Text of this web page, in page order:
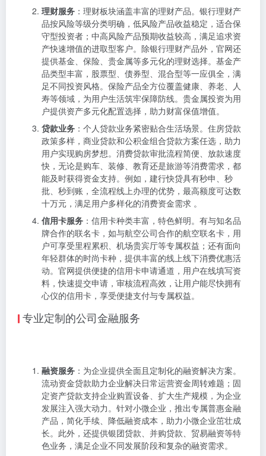
理财服务 ：理财板块涵盖丰富的理财产品。银行理财产
品按风险等级分类明确，低风险产品收益稳定，适合保
守型投资者；中高风险产品预期收益较高，满足追求资
产快速增值的进取型客户。除银行理财产品外，官网还
提供基金、保险、贵金属等多元化的理财选择。基金产
品类型丰富，股票型、债券型、混合型等一应俱全，满
足不同投资风格。保险产品全方位覆盖健康、养老、人
寿等领域，为用户生活筑牢保障防线。贵金属投资为用
户提供资产多元化配置选择，助力财富保值增值。
贷款业务 ：个人贷款业务紧密贴合生活场景。住房贷款
政策多样，商业贷款和公积金组合贷款方案任选，助力
用户实现购房梦想。消费贷款审批流程简便、放款速度
快，无论是购车、装修、教育还是旅游等消费需求，都
能及时获得资金支持。例如，建行快贷具有秒申、秒
批、秒到账，全流程线上办理的优势，最高额度可达数
十万元，满足用户多样化的消费资金需求 。
信用卡服务 ：信用卡种类丰富，特色鲜明。有与知名品
牌合作的联名卡，如与航空公司合作的航空联名卡，用
户可享受里程累积、机场贵宾厅等专属权益；还有面向
年轻群体的时尚卡种，提供丰富的线上线下消费优惠活
动。官网提供便捷的信用卡申请通道，用户在线填写资
料，快速提交申请，审核流程高效，让用户能尽快拥有
心仪的信用卡，享受便捷支付与专属权益。
专业定制的公司金融服务
融资服务 ：为企业提供全面且定制化的融资解决方案。
流动资金贷款助力企业解决日常运营资金周转难题；固
定资产贷款支持企业购置设备、扩大生产规模，为企业
发展注入强大动力。针对小微企业，推出专属普惠金融
产品，简化手续、降低融资成本，助力小微企业茁壮成
长。此外，还提供银团贷款、并购贷款、贸易融资等特
色业务，满足企业不同发展阶段和复杂的融资需求。